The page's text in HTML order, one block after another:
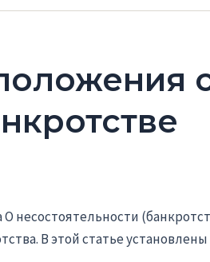
О несостоятельности
В этой статье